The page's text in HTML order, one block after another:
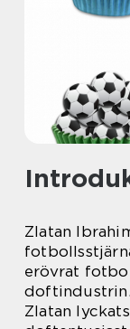
Zlatan
erövrat
Zlatan